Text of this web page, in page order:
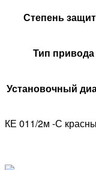
Степень
Тип привода
Установочный
КЕ 011/2м -С